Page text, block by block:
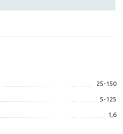
25-150
5-125
1,6